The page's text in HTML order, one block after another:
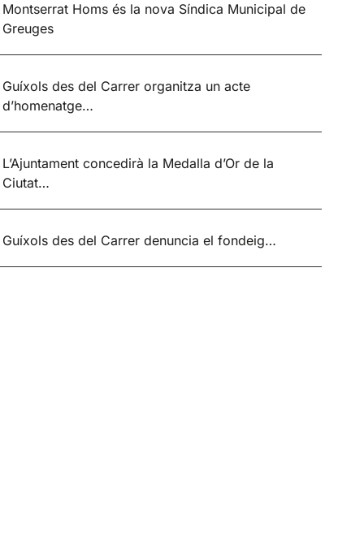
Montserrat Homs és la nova Síndica Municipal de
Greuges
Guíxols des del Carrer organitza un acte
d’homenatge…
L’Ajuntament concedirà la Medalla d’Or de la
Ciutat…
Guíxols des del Carrer denuncia el fondeig…